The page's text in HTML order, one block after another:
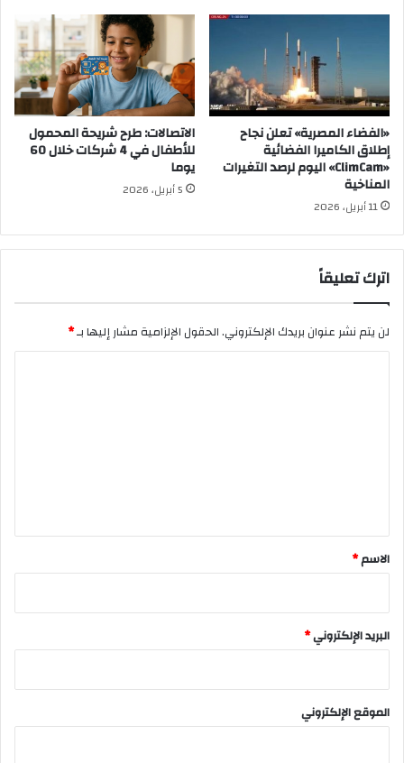
«الفضاء المصرية» تعلن نجاح
إطلاق الكاميرا الفضائية
«ClimCam» اليوم لرصد التغيرات
المناخية
11 أبريل، 2026
الاتصالات: طرح شريحة المحمول
للأطفال في 4 شركات خلال 60
يوما
5 أبريل، 2026
اترك تعليقاً
لن يتم نشر عنوان بريدك الإلكتروني.الحقول الإلزامية مشار إليها بـ*
*
الاسم*
البريد الإلكتروني*
الموقع الإلكتروني